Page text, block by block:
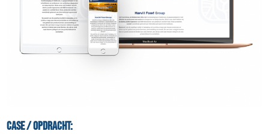
Case / Opdracht: